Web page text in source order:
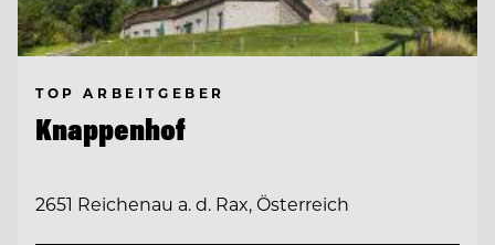
TOP ARBEITGEBER
Knappenhof
2651 Reichenau a. d. Rax, Österreich